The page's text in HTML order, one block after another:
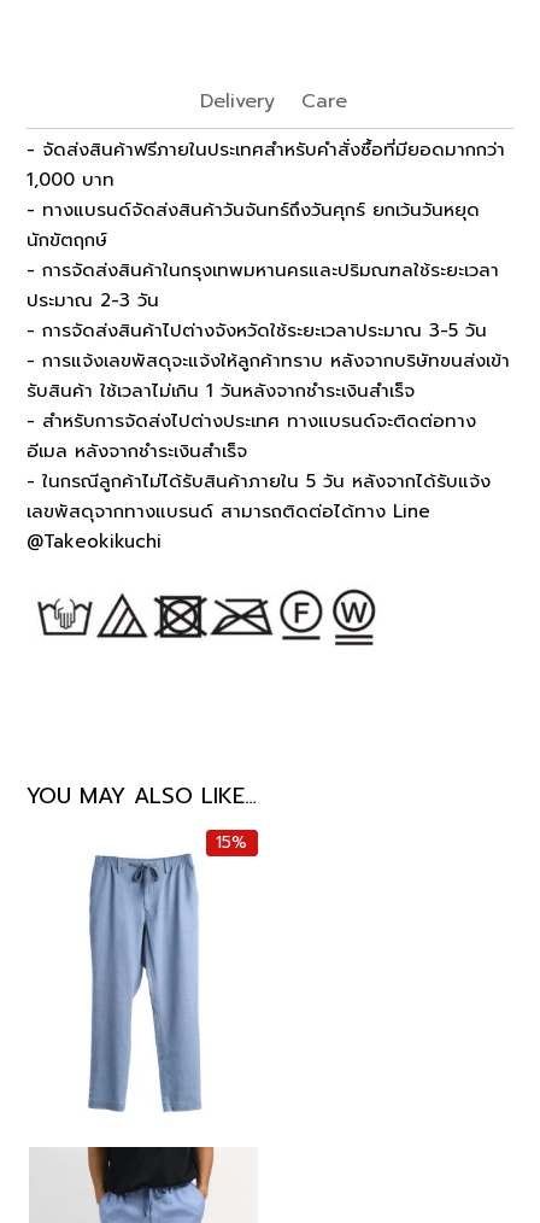
Delivery Care
- จัดส่งสินค้าฟรีภายในประเทศสำหรับคำสั่งซื้อที่มียอดมากกว่า
1,000 บาท
- ทางแบรนด์จัดส่งสินค้าวันจันทร์ถึงวันศุกร์ ยกเว้นวันหยุด
นักขัตฤกษ์
- การจัดส่งสินค้าในกรุงเทพมหานครและปริมณฑลใช้ระยะเวลา
ประมาณ 2-3 วัน
- การจัดส่งสินค้าไปต่างจังหวัดใช้ระยะเวลาประมาณ 3-5 วัน
- การแจ้งเลขพัสดุจะแจ้งให้ลูกค้าทราบ หลังจากบริษัทขนส่งเข้า
รับสินค้า ใช้เวลาไม่เกิน 1 วันหลังจากชำระเงินสำเร็จ
- สำหรับการจัดส่งไปต่างประเทศ ทางแบรนด์จะติดต่อทาง
อีเมล หลังจากชำระเงินสำเร็จ
- ในกรณีลูกค้าไม่ได้รับสินค้าภายใน 5 วัน หลังจากได้รับแจ้ง
เลขพัสดุจากทางแบรนด์ สามารถติดต่อได้ทาง Line
@Takeokikuchi
YOU MAY ALSO LIKE…
15%